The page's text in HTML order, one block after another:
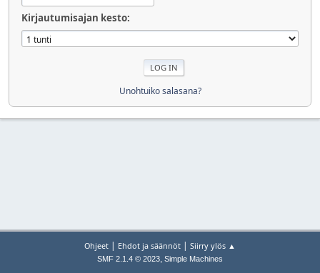
Kirjautumisajan kesto:
Unohtuiko salasana?
Ohjeet | Ehdot ja säännöt | Siirry ylös ▲
SMF 2.1.4 © 2023, Simple Machines